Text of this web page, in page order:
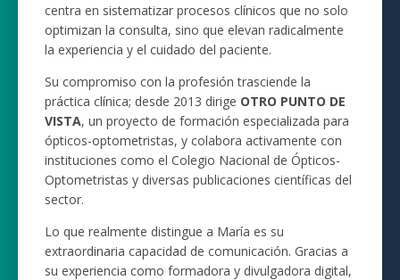
centra en sistematizar procesos clínicos que no solo
optimizan la consulta, sino que elevan radicalmente
la experiencia y el cuidado del paciente.
Su compromiso con la profesión trasciende la
práctica clínica; desde 2013 dirige OTRO PUNTO DE
VISTA, un proyecto de formación especializada para
ópticos-optometristas, y colabora activamente con
instituciones como el Colegio Nacional de Ópticos-
Optometristas y diversas publicaciones científicas del
sector.
Lo que realmente distingue a María es su
extraordinaria capacidad de comunicación. Gracias a
su experiencia como formadora y divulgadora digital,